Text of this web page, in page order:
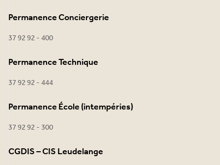
Permanence Conciergerie
37 92 92 - 400
Permanence Technique
37 92 92 - 444
Permanence École (intempéries)
37 92 92 - 300
CGDIS – CIS Leudelange